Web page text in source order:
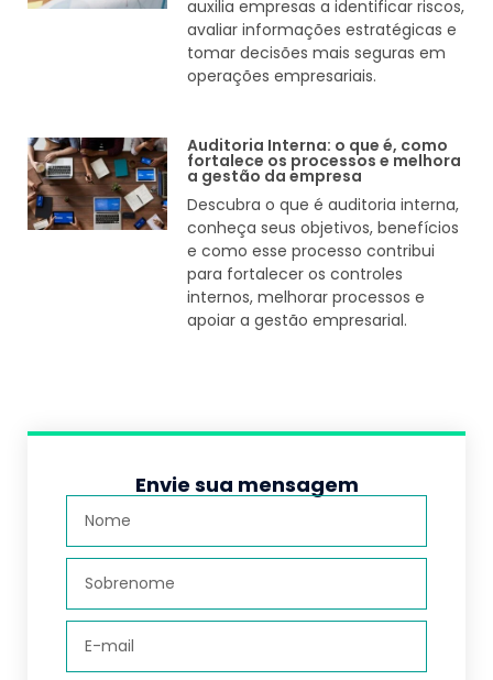
auxilia empresas a identificar riscos,
avaliar informações estratégicas e
tomar decisões mais seguras em
operações empresariais.
Auditoria Interna: o que é, como
fortalece os processos e melhora
a gestão da empresa
Descubra o que é auditoria interna,
conheça seus objetivos, benefícios
e como esse processo contribui
para fortalecer os controles
internos, melhorar processos e
apoiar a gestão empresarial.
Envie sua mensagem